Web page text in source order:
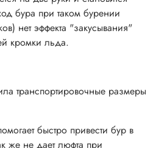
к этому шнеке
удлинитель УА-400 и
или когда до места ловли вам
бура при таком бурении
нет эффекта "закусывания"
кромки льда.
транспортировочные размеры
быстро привести бур в
же не дает люфта при